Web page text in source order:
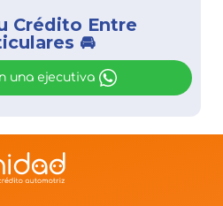
Crédito Entre
🚘
una ejecutiva